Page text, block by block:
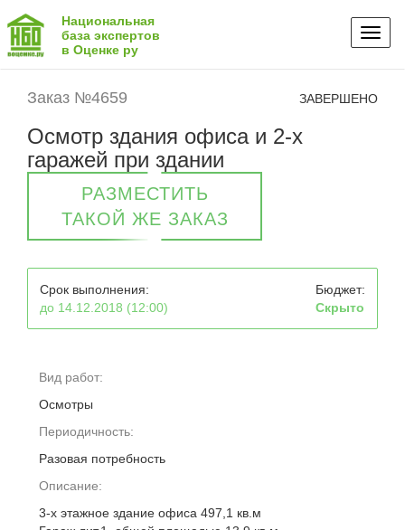
Национальная
база экспертов
в Оценке ру
Заказ №4659 ЗАВЕРШЕНО
Осмотр здания офиса и 2-х
гаражей при здании
РАЗМЕСТИТЬ
ТАКОЙ ЖЕ ЗАКАЗ
Срок выполнения:
до 14.12.2018 (12:00)
Бюджет:
Скрыто
Вид работ:
Осмотры
Периодичность:
Разовая потребность
Описание:
3-х этажное здание офиса 497,1 кв.м